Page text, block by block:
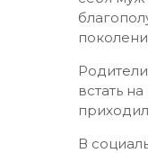
встать
В